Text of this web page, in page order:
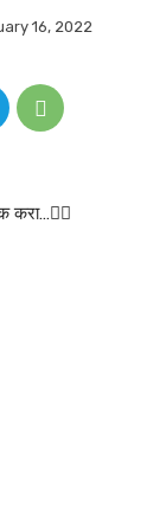
16, 2022
करा…👆🏻